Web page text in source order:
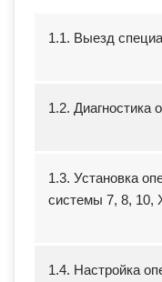
1.1. Выезд
1.2. Диагностика
1.3. Установка
системы 7, 8, 10,
1.4. Настройка